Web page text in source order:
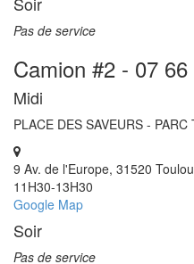
Pas de service
Camion #2 - 07 66
Midi
PLACE DES SAVEURS -
9 Av. de l'Europe, 31520
11H30-13H30
Google Map
Soir
Pas de service